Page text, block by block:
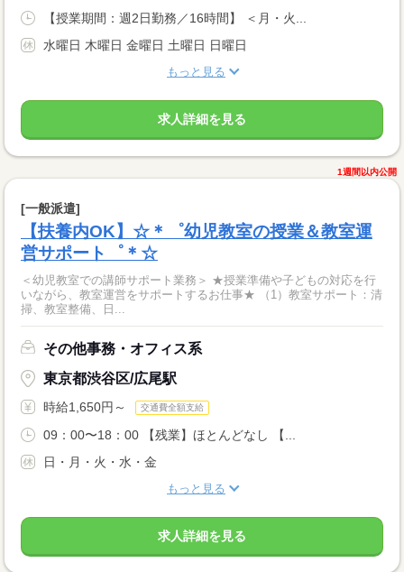
【授業期間：週2日勤務／16時間】 ＜月・火...
水曜日 木曜日 金曜日 土曜日 日曜日
もっと見る
求人詳細を見る
1週間以内公開
[一般派遣]
【扶養内OK】☆＊゜幼児教室の授業＆教室運
営サポート゜＊☆
＜幼児教室での講師サポート業務＞ ★授業準備や子どもの対応を行
いながら、教室運営をサポートするお仕事★ （1）教室サポート：清
掃、教室整備、日...
その他事務・オフィス系
東京都渋谷区/広尾駅
時給1,650円～ 交通費全額支給
09：00〜18：00 【残業】ほとんどなし 【...
日・月・火・水・金
もっと見る
求人詳細を見る